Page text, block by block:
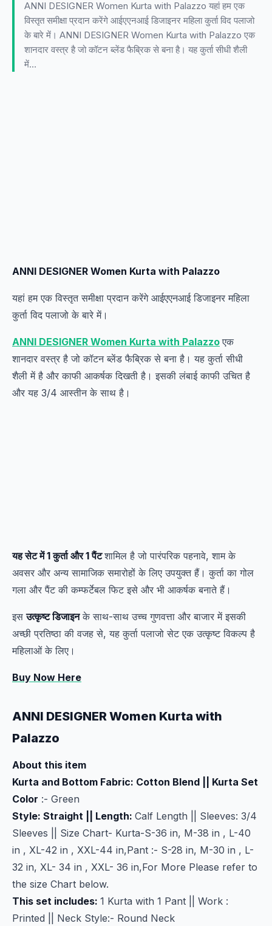
ANNI DESIGNER Women Kurta with Palazzo यहां हम एक
विस्तृत समीक्षा प्रदान करेंगे आईएएनआई डिजाइनर महिला कुर्ता विद पलाजो
के बारे में। ANNI DESIGNER Women Kurta with Palazzo एक
शानदार वस्त्र है जो कॉटन ब्लेंड फैब्रिक से बना है। यह कुर्ता सीधी शैली
में…
ANNI DESIGNER Women Kurta with Palazzo
यहां हम एक विस्तृत समीक्षा प्रदान करेंगे आईएएनआई डिजाइनर महिला
कुर्ता विद पलाजो के बारे में।
ANNI DESIGNER Women Kurta with Palazzo एक
शानदार वस्त्र है जो कॉटन ब्लेंड फैब्रिक से बना है। यह कुर्ता सीधी
शैली में है और काफी आकर्षक दिखती है। इसकी लंबाई काफी उचित है
और यह 3/4 आस्तीन के साथ है।
यह सेट में 1 कुर्ता और 1 पैंटशामिल है जो पारंपरिक पहनावे, शाम के
अवसर और अन्य सामाजिक समारोहों के लिए उपयुक्त हैं। कुर्ता का गोल
गला और पैंट की कम्फर्टेबल फिट इसे और भी आकर्षक बनाते हैं।
इसउत्कृष्ट डिजाइनके साथ-साथ उच्च गुणवत्ता और बाजार में इसकी
अच्छी प्रतिष्ठा की वजह से, यह कुर्ता पलाजो सेट एक उत्कृष्ट विकल्प है
महिलाओं के लिए।
Buy Now Here
ANNI DESIGNER Women Kurta with
Palazzo
About this item
Kurta and Bottom Fabric: Cotton Blend || Kurta Set
Color :- Green
Style: Straight || Length: Calf Length || Sleeves: 3/4
Sleeves || Size Chart- Kurta-S-36 in, M-38 in , L-40
in , XL-42 in , XXL-44 in,Pant :- S-28 in, M-30 in , L-
32 in, XL- 34 in , XXL- 36 in,For More Please refer to
the size Chart below.
This set includes: 1 Kurta with 1 Pant || Work :
Printed || Neck Style:- Round Neck